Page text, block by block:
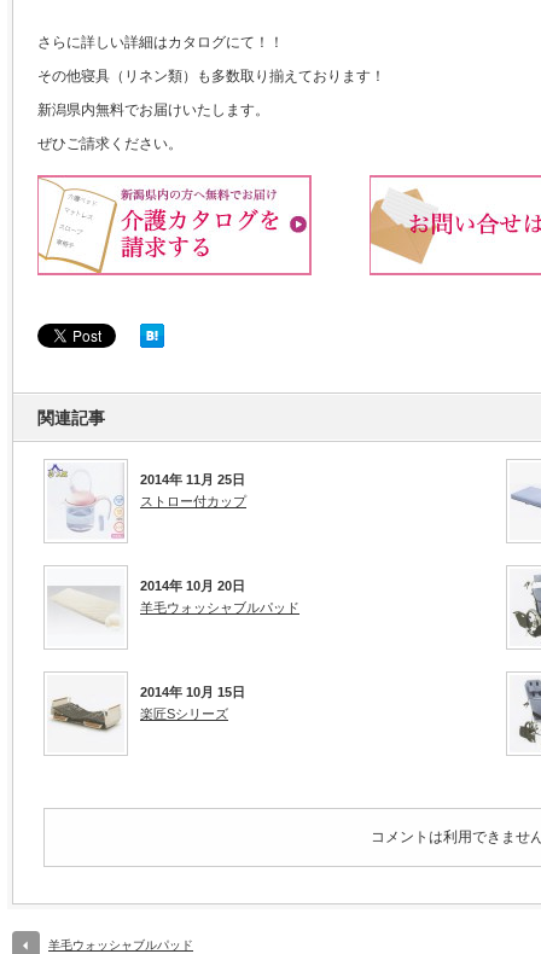
さらに詳しい詳細はカタログにて！！
その他寝具（リネン類）も多数取り揃えております！
新潟県内無料でお届けいたします。
ぜひご請求ください。
関連記事
2014年 11月 25日
ストロー付カップ
2014年 10月 20日
羊毛ウォッシャブルパッド
2014年 10月 15日
楽匠Sシリーズ
コメントは利用できませ
羊毛ウォッシャブルパッド